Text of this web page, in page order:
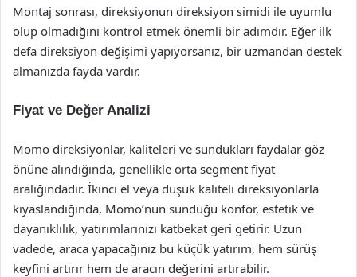
Montaj sonrası, direksiyonun direksiyon simidi ile uyumlu
olup olmadığını kontrol etmek önemli bir adımdır. Eğer ilk
defa direksiyon değişimi yapıyorsanız, bir uzmandan destek
almanızda fayda vardır.
Fiyat ve Değer Analizi
Momo direksiyonlar, kaliteleri ve sundukları faydalar göz
önüne alındığında, genellikle orta segment fiyat
aralığındadır. İkinci el veya düşük kaliteli direksiyonlarla
kıyaslandığında, Momo’nun sunduğu konfor, estetik ve
dayanıklılık, yatırımlarınızı katbekat geri getirir. Uzun
vadede, araca yapacağınız bu küçük yatırım, hem sürüş
keyfini artırır hem de aracın değerini artırabilir.